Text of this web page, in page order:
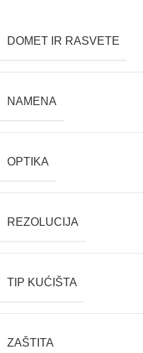
DOMET IR RASVETE
NAMENA
OPTIKA
REZOLUCIJA
TIP KUĆIŠTA
ZAŠTITA